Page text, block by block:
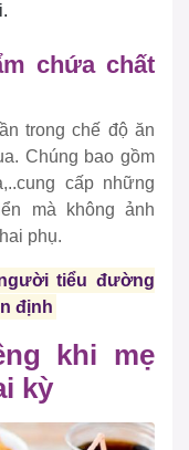
chứa chất
trong chế độ ăn
Chúng bao gồm
cấp những
mà không ảnh
phụ.
tiểu đường
định
khi mẹ
kỳ